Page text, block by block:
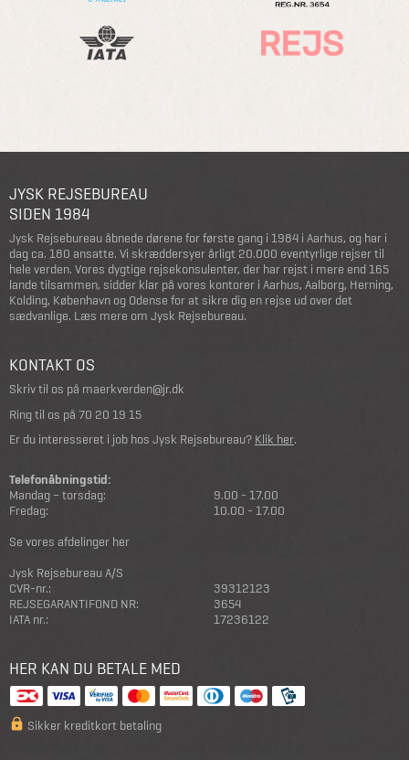
JYSK REJSEBUREAU
SIDEN 1984
Jysk Rejsebureau åbnede dørene for første gang i 1984 i Aarhus, og har i
dag ca. 180 ansatte. Vi skræddersyer årligt 20.000 eventyrlige rejser til
hele verden. Vores dygtige rejsekonsulenter, der har rejst i mere end 165
lande tilsammen, sidder klar på vores kontorer i Aarhus, Aalborg, Herning,
Kolding, København og Odense for at sikre dig en rejse ud over det
sædvanlige. Læs mere om Jysk Rejsebureau.
KONTAKT OS
Skriv til os på maerkverden@jr.dk
Ring til os på 70 20 19 15
Er du interesseret i job hos Jysk Rejsebureau? Klik her.
Telefonåbningstid:
Mandag – torsdag:
9.00 - 17.00
Fredag:
10.00 - 17.00
Se vores afdelinger her
Jysk Rejsebureau A/S
CVR-nr.:
39312123
REJSEGARANTIFOND NR:
3654
IATA nr.:
17236122
HER KAN DU BETALE MED
Sikker kreditkort betaling